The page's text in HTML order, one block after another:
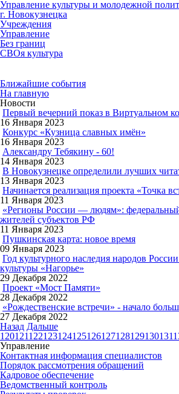
Управление культуры и молодежной
г. Новокузнецка
Учреждения
Управление
Без границ
СВОя культура
Ближайшие события
На главную
Новости
Первый вечерний показ в Виртуальном
16 Января 2023
Конкурс «Кузница славных имён»
16 Января 2023
Александру Тебякину - 60!
14 Января 2023
В Новокузнецке определили лучших
13 Января 2023
Начинается реализация проекта «Точка
11 Января 2023
«Регионы России — людям»:
жителей субъектов РФ
11 Января 2023
Пушкинская карта: новое время
09 Января 2023
Год культурного наследия народов
культуры «Нагорье»
29 Декабря 2022
Проект «Мост Памяти»
28 Декабря 2022
«Рождественские встречи» - начало
27 Декабря 2022
Назад Дальше
120121122123124125126127128129130131
Управление
Контактная информация специалистов
Порядок рассмотрения обращений
Кадровое обеспечение
Ведомственный контроль